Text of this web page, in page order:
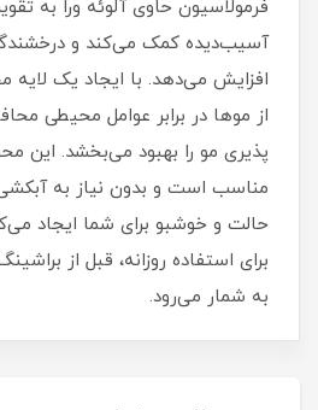
فرمولاسیون حاوی آلوئه ورا به
آسیب‌دیده کمک می‌کند و
افزایش می‌دهد. با ایجاد یک لایه
از موها در برابر عوامل محیطی
پذیری مو را بهبود می‌بخشد. این
مناسب است و بدون نیاز به
حالت و خوشبو برای شما ایجاد
برای استفاده روزانه، قبل از
به شمار می‌رود.